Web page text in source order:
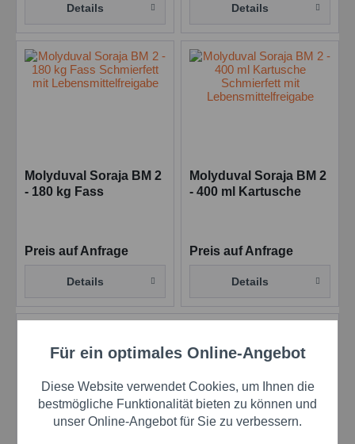
Details Details
Molyduval Soraja BM 2
- 180 kg Fass
Preis auf Anfrage
Details
Molyduval Soraja BM 2
- 400 ml Kartusche
Preis auf Anfrage
Details
frei von Silikonen
gut beständig gegen kaltes und heißes Wasser, auch
Salzwasser
Funktionale Aktiv
Marketing Aktiv
Für ein optimales Online-Angebot
Diese Website verwendet Cookies, um Ihnen die
bestmögliche Funktionalität bieten zu können und
unser Online-Angebot für Sie zu verbessern.